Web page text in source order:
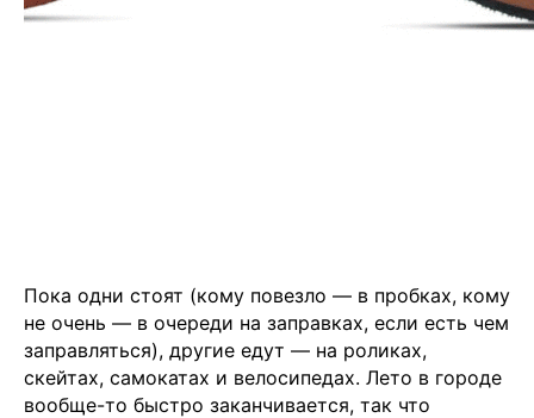
Пока одни стоят (кому повезло — в пробках, кому
не очень — в очереди на заправках, если есть чем
заправляться), другие едут — на роликах,
скейтах, самокатах и велосипедах. Лето в городе
вообще-то быстро заканчивается, так что